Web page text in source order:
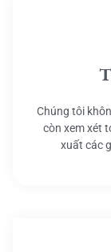
Chúng tôi
còn xem xét
xuất các